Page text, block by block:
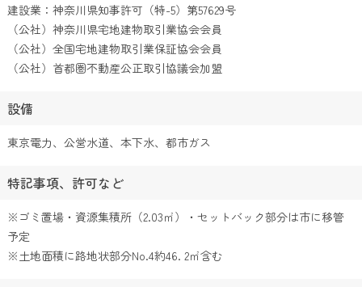
建設業：神奈川県知事許可（特-5）第57629号
（公社）神奈川県宅地建物取引業協会会員
（公社）全国宅地建物取引業保証協会会員
（公社）首都圏不動産公正取引協議会加盟
設備
東京電力、公営水道、本下水、都市ガス
特記事項、許可など
※ゴミ置場・資源集積所（2.03㎡）・セットバック部分は市に移管
予定
※土地面積に路地状部分No.4約46. 2㎡含む